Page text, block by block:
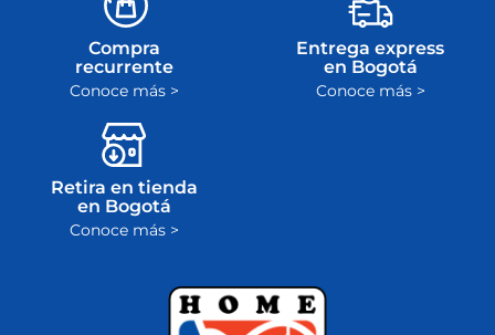
Compra
recurrente
Conoce más >
Entrega express
en Bogotá
Conoce más >
Retira en tienda
en Bogotá
Conoce más >